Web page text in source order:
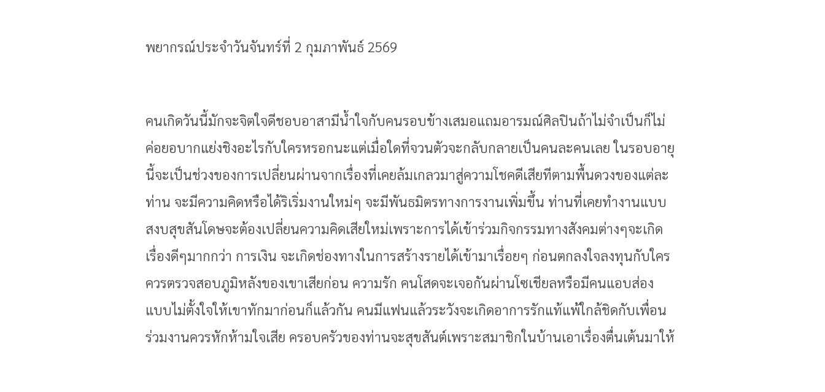
พยากรณ์ประจำวันจันทร์ที่ 2 กุมภาพันธ์ 2569
คนเกิดวันนี้มักจะจิตใจดีชอบอาสามีน้ำใจกับคนรอบข้างเสมอแถมอารมณ์ศิลปินถ้าไม่จำเป็นก็ไม่
ค่อยอบากแย่งชิงอะไรกับใครหรอกนะแต่เมื่อใดที่จวนตัวจะกลับกลายเป็นคนละคนเลย ในรอบอายุ
นี้จะเป็นช่วงของการเปลี่ยนผ่านจากเรื่องที่เคยล้มเกลวมาสู่ความโชคดีเสียทีตามพื้นดวงของแต่ละ
ท่าน จะมีความคิดหรือได้ริเริ่มงานใหม่ๆ จะมีพันธมิตรทางการงานเพิ่มขึ้น ท่านที่เคยทำงานแบบ
สงบสุขสันโดษจะต้องเปลี่ยนความคิดเสียใหม่เพราะการได้เข้าร่วมกิจกรรมทางสังคมต่างๆจะเกิด
เรื่องดีๆมากกว่า การเงิน จะเกิดช่องทางในการสร้างรายได้เข้ามาเรื่อยๆ ก่อนตกลงใจลงทุนกับใคร
ควรตรวจสอบภูมิหลังของเขาเสียก่อน ความรัก คนโสดจะเจอกันผ่านโซเชียลหรือมีคนแอบส่อง
แบบไม่ตั้งใจให้เขาทักมาก่อนก็แล้วกัน คนมีแฟนแล้วระวังจะเกิดอาการรักแท้แพ้ใกล้ชิดกับเพื่อน
ร่วมงานควรหักห้ามใจเสีย ครอบครัวของท่านจะสุขสันต์เพราะสมาชิกในบ้านเอาเรื่องตื่นเต้นมาให้